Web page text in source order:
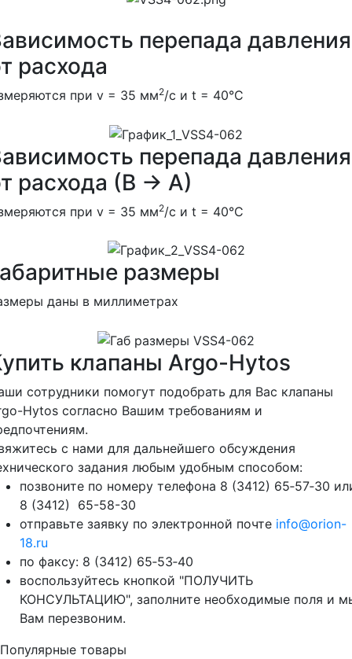
перепада давления
расхода
при v = 35 мм2/с и t = 40°C
перепада давления
расхода (В → А)
при v = 35 мм2/с и t = 40°C
размеры
даны в миллиметрах
клапаны Argo-Hytos
сотрудники помогут подобрать для Вас клапаны
Hytos согласно Вашим требованиям и
с нами для дальнейшего обсуждения
задания любым удобным способом:
позвоните по номеру телефона 8 (3412) 65‑57‑30
8 (3412) 65-58-30
отправьте заявку по электронной почте info@orion-
18.ru
по факсу: 8 (3412) 65‑53‑40
воспользуйтесь кнопкой "ПОЛУЧИТЬ
КОНСУЛЬТАЦИЮ", заполните необходимые поля и
Вам перезвоним.
Популярные товары